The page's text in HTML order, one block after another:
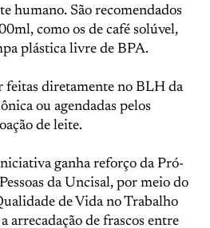
humano. São recomendados
como os de café solúvel,
plástica livre de BPA.
feitas diretamente no BLH da
ou agendadas pelos
de leite.
ganha reforço da Pró-
da Uncisal, por meio do
de Vida no Trabalho
arrecadação de frascos entre